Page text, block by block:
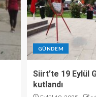
GÜNDEM
Siirt’te 19 Eylül
kutlandı